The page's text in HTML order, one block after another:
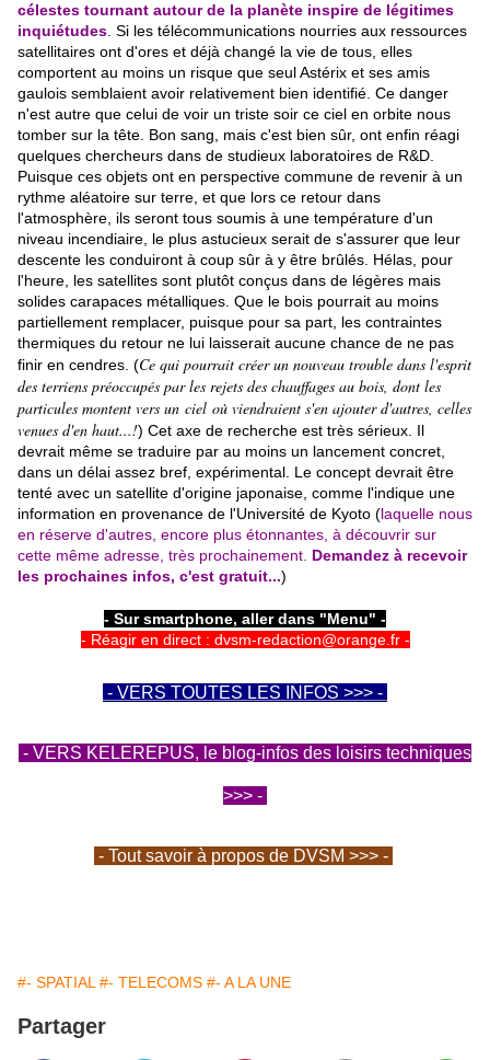
célestes tournant autour de la planète inspire de légitimes
inquiétudes . Si les télécommunications nourries aux ressources
satellitaires ont d'ores et déjà changé la vie de tous, elles
comportent au moins un risque que seul Astérix et ses amis
gaulois semblaient avoir relativement bien identifié. Ce danger
n'est autre que celui de voir un triste soir ce ciel en orbite nous
tomber sur la tête. Bon sang, mais c'est bien sûr, ont enfin réagi
quelques chercheurs dans de studieux laboratoires de R&D.
Puisque ces objets ont en perspective commune de revenir à un
rythme aléatoire sur terre, et que lors ce retour dans
l'atmosphère, ils seront tous soumis à une température d'un
niveau incendiaire, le plus astucieux serait de s'assurer que leur
descente les conduiront à coup sûr à y être brûlés. Hélas, pour
l'heure, les satellites sont plutôt conçus dans de légères mais
solides carapaces métalliques. Que le bois pourrait au moins
partiellement remplacer, puisque pour sa part, les contraintes
thermiques du retour ne lui laisserait aucune chance de ne pas
finir en cendres. (Ce qui pourrait créer un nouveau trouble dans l'esprit
des terriens préoccupés par les rejets des chauffages au bois, dont les
particules montent vers un ciel où viendraient s'en ajouter d'autres, celles
venues d'en haut...!) Cet axe de recherche est très sérieux. Il
devrait même se traduire par au moins un lancement concret,
dans un délai assez bref, expérimental. Le concept devrait être
tenté avec un satellite d'origine japonaise, comme l'indique une
information en provenance de l'Université de Kyoto (laquelle nous
en réserve d'autres, encore plus étonnantes, à découvrir sur
cette même adresse, très prochainement. Demandez à recevoir
les prochaines infos, c'est gratuit...)
- Sur smartphone, aller dans "Menu" -
- Réagir en direct : dvsm-redaction@orange.fr -
- VERS TOUTES LES INFOS >>> -
- VERS KELEREPUS, le blog-infos des loisirs techniques
>>> -
- Tout savoir à propos de DVSM >>> -
#- SPATIAL #- TELECOMS #- A LA UNE
Partager